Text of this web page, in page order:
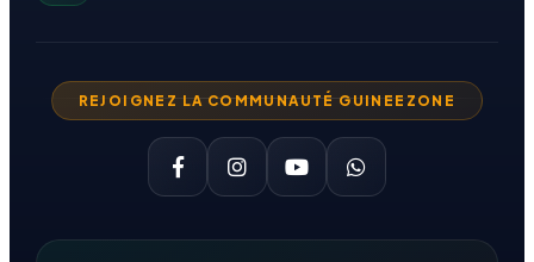
REJOIGNEZ LA COMMUNAUTÉ GUINEEZONE